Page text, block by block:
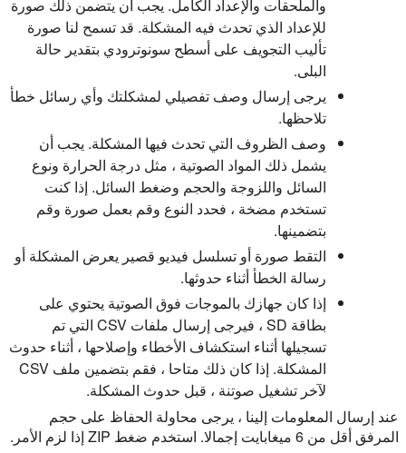
والملحقات والإعداد الكامل. يجب أن يتضمن ذلك صورة
للإعداد الذي تحدث فيه المشكلة. قد تسمح لنا صورة
تأليب التجويف على أسطح سونوترودي بتقدير حالة
البلى.
يرجى إرسال وصف تفصيلي لمشكلتك وأي رسائل خطأ
تلاحظها.
وصف الظروف التي تحدث فيها المشكلة. يجب أن
يشمل ذلك المواد الصوتية ، مثل درجة الحرارة ونوع
السائل واللزوجة والحجم وضغط السائل. إذا كنت
تستخدم مضخة ، فحدد النوع وقم بعمل صورة وقم
بتضمينها.
التقط صورة أو تسلسل فيديو قصير يعرض المشكلة أو
رسالة الخطأ أثناء حدوثها.
إذا كان جهازك بالموجات فوق الصوتية يحتوي على
بطاقة SD ، فيرجى إرسال ملفات CSV التي تم
تسجيلها أثناء استكشاف الأخطاء وإصلاحها ، أثناء حدوث
المشكلة. إذا كان ذلك متاحا ، فقم بتضمين ملف CSV
لآخر تشغيل صوتنة ، قبل حدوث المشكلة.
عند إرسال المعلومات إلينا ، يرجى محاولة الحفاظ على حجم
المرفق أقل من 6 ميغابايت إجمالا. استخدم ضغط ZIP إذا لزم الأمر.